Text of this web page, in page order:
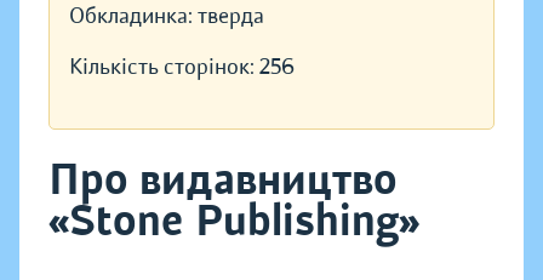
Обкладинка: тверда
Кількість сторінок: 256
Про видавництво
«Stone Publishing»